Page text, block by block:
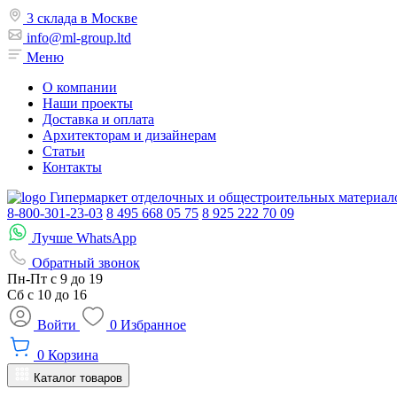
3 склада в Москве
info@ml-group.ltd
Меню
О компании
Наши проекты
Доставка и оплата
Архитекторам и дизайнерам
Статьи
Контакты
Гипермаркет отделочных и общестроительных
8-800-301-23-03 8 495 668 05 75 8 925 222 70 09
Лучше WhatsApp
Обратный звонок
Пн-Пт с 9 до 19
Сб с 10 до 16
Войти
0 Избранное
0 Корзина
Каталог товаров